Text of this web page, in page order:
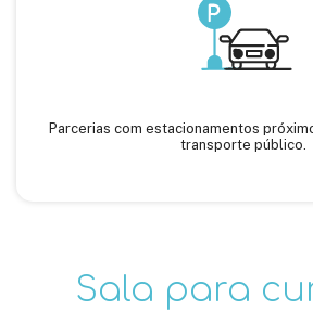
Parcerias com estacionamentos
transporte público.
Sala para